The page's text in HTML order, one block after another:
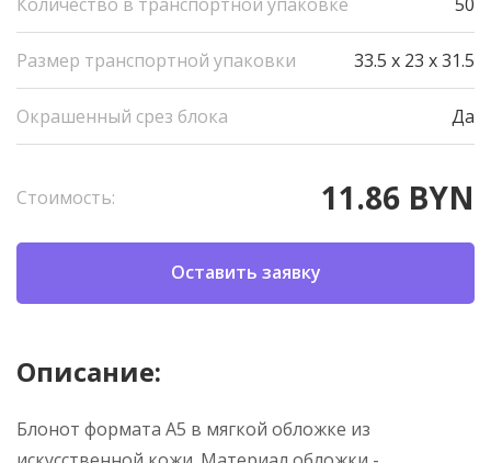
Размер транспортной упаковки 33.5 x 23 x 31.5
Окрашенный срез блока Да
Стоимость: 11.86 BYN
Оставить заявку
Описание:
Блонот формата А5 в мягкой обложке из